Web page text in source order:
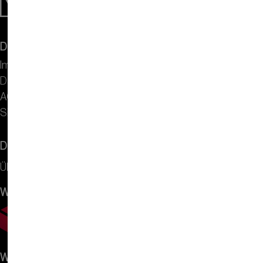
DISPLAY VISIONS
Impressum
Datenschutz
AGB
Sitemap
Dienstleistung
Über uns
Wir versenden mit
Wir akzeptieren